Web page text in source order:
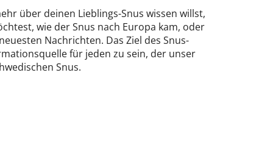
über deinen Lieblings-Snus wissen willst,
wie der Snus nach Europa kam, oder
Nachrichten. Das Ziel des Snus-
für jeden zu sein, der unser
Snus.